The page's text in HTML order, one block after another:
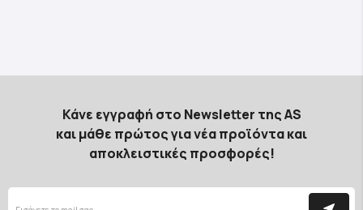
Κάνε εγγραφή στο Newsletter της AS
και μάθε πρώτος για νέα προϊόντα και
αποκλειστικές προσφορές!